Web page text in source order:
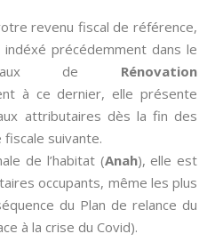
revenu fiscal de référence,
précédemment dans le
de Rénovation
à ce dernier, elle présente
attributaires dès la fin des
fiscale suivante.
de l’habitat (Anah), elle est
occupants, même les plus
du Plan de relance du
à la crise du Covid).